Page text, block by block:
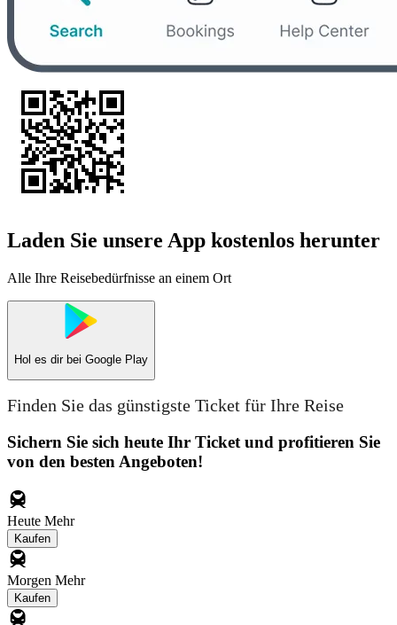
Laden Sie unsere App kostenlos herunter
Alle Ihre Reisebedürfnisse an einem Ort
Hol es dir bei Google Play
Finden Sie das günstigste Ticket für Ihre Reise
Sichern Sie sich heute Ihr Ticket und profitieren Sie
von den besten Angeboten!
Heute Mehr
Kaufen
Morgen Mehr
Kaufen